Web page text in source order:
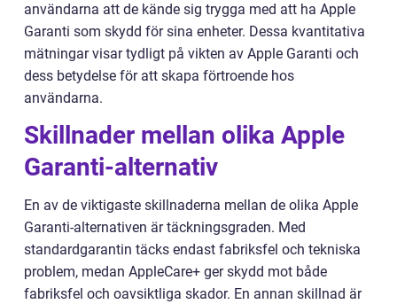
användarna att de kände sig trygga med att ha Apple
Garanti som skydd för sina enheter. Dessa kvantitativa
mätningar visar tydligt på vikten av Apple Garanti och
dess betydelse för att skapa förtroende hos
användarna.
Skillnader mellan olika Apple
Garanti-alternativ
En av de viktigaste skillnaderna mellan de olika Apple
Garanti-alternativen är täckningsgraden. Med
standardgarantin täcks endast fabriksfel och tekniska
problem, medan AppleCare+ ger skydd mot både
fabriksfel och oavsiktliga skador. En annan skillnad är